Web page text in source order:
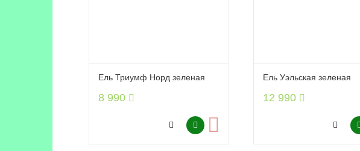
Ель Триумф Норд зеленая
8 990
Ель Уэльская зеленая
12 990